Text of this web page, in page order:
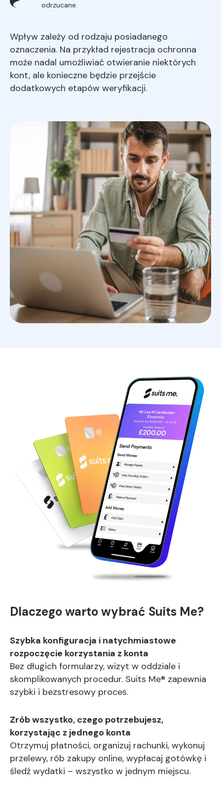
odrzucane.
Wpływ zależy od rodzaju posiadanego
oznaczenia. Na przykład rejestracja ochronna
może nadal umożliwiać otwieranie niektórych
kont, ale konieczne będzie przejście
dodatkowych etapów weryfikacji.
Dlaczego warto wybrać Suits Me?
Szybka konfiguracja i natychmiastowe
rozpoczęcie korzystania z konta
Bez długich formularzy, wizyt w oddziale i
skomplikowanych procedur. Suits Me® zapewnia
szybki i bezstresowy proces.
Zrób wszystko, czego potrzebujesz,
korzystając z jednego konta
Otrzymuj płatności, organizuj rachunki, wykonuj
przelewy, rób zakupy online, wypłacaj gotówkę i
śledź wydatki – wszystko w jednym miejscu.